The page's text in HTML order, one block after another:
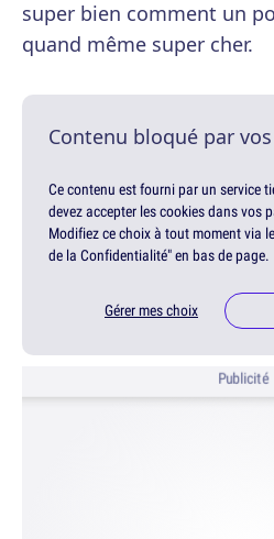
super bien comment un
quand même super cher.
Contenu bloqué par
Ce contenu est fourni par un service
devez accepter les cookies dans vos
Modifiez ce choix à tout moment via
de la Confidentialité" en bas de page.
Gérer mes choix
Publicité